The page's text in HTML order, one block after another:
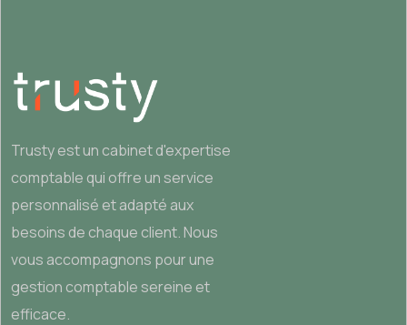
Trusty est un cabinet d'expertise
comptable qui offre un service
personnalisé et adapté aux
besoins de chaque client. Nous
vous accompagnons pour une
gestion comptable sereine et
efficace.